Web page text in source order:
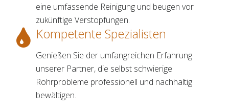
eine umfassende Reinigung und beugen vor
zukünftige Verstopfungen.
Kompetente Spezialisten
Genießen Sie der umfangreichen Erfahrung
unserer Partner, die selbst schwierige
Rohrprobleme professionell und nachhaltig
bewältigen.